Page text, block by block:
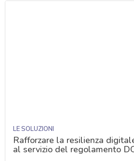
LE SOLUZIONI
Rafforzare la resilienza
al servizio del regolamento